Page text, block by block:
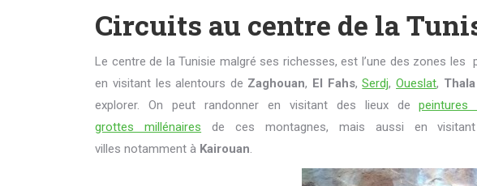
Circuits au centre de la
Le centre de la Tunisie malgré ses richesses, est l’une des zones les
en visitant les alentours de Zaghouan, El Fahs,Serdj,Oueslat, Thala
explorer. On peut randonner en visitant des lieux depeintures
grottes millénaires de ces montagnes, mais aussi en
villes notamment à Kairouan.